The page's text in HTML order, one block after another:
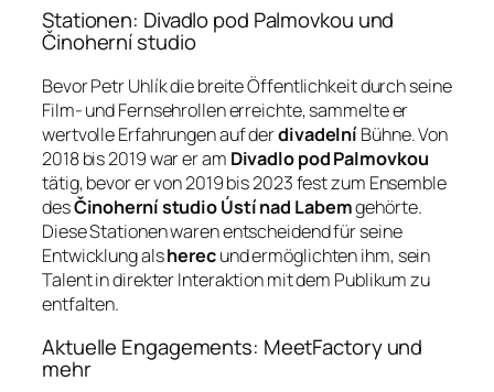
Stationen: Divadlo pod Palmovkou und
Činoherní studio
Bevor Petr Uhlík die breite Öffentlichkeit durch seine
Film- und Fernsehrollen erreichte, sammelte er
wertvolle Erfahrungen auf derdivadelníBühne. Von
2018 bis 2019 war er am Divadlo pod Palmovkou
tätig, bevor er von 2019 bis 2023 fest zum Ensemble
desČinoherní studio Ústí nad Labemgehörte.
Diese Stationen waren entscheidend für seine
Entwicklung alsherecund ermöglichten ihm, sein
Talent in direkter Interaktion mit dem Publikum zu
entfalten.
Aktuelle Engagements: MeetFactory und
mehr